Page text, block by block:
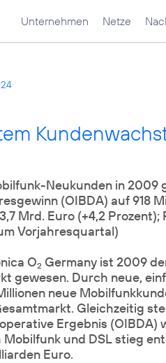
Unternehmen Netze
Neukunden in 2009
(OIBDA) auf 918
Mrd. Euro (+4,2
Vorjahresquartal)
O2 Germany ist 2009
gewesen. Durch neue,
neue
Gleichzeitig
Ergebnis (OIBDA)
und DSL stieg
Euro.